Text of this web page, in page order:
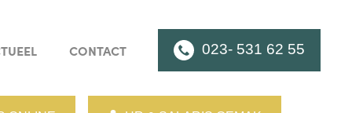
CONTACT 023- 531 62 55